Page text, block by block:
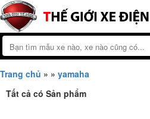
Trang chủ » » yamaha
Tất cả có Sản phẩm